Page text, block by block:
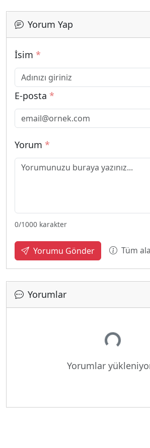
Yorum Yap
İsim *
E-posta *
Yorum *
0/1000 karakter
Yorumu Gönder Tüm
Yorumlar
Yükleniyor...
Yorumlar